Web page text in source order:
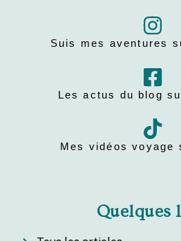
Suis mes aventures
Les actus du blog
Mes vidéos voyage
Quelques